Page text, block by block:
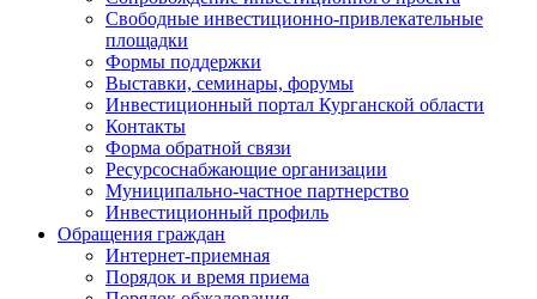
Свободные инвестиционно-привлекательные
площадки
Формы поддержки
Выставки, семинары, форумы
Инвестиционный портал Курганской области
Контакты
Форма обратной связи
Ресурсоснабжающие организации
Муниципально-частное партнерство
Инвестиционный профиль
Обращения граждан
Интернет-приемная
Порядок и время приема